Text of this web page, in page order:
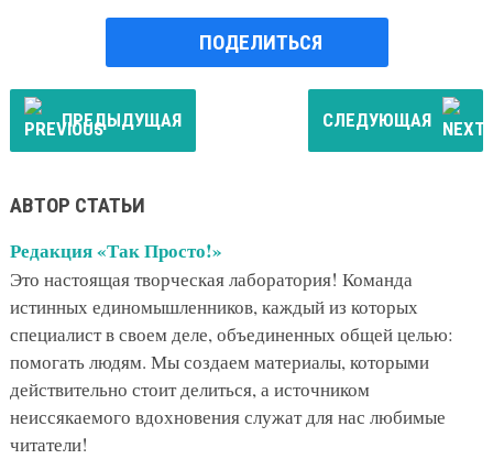
ПОДЕЛИТЬСЯ
ПРЕДЫДУЩАЯ СЛЕДУЮЩАЯ
АВТОР СТАТЬИ
Редакция «Так Просто!»
Это настоящая творческая лаборатория! Команда
истинных единомышленников, каждый из которых
специалист в своем деле, объединенных общей целью:
помогать людям. Мы создаем материалы, которыми
действительно стоит делиться, а источником
неиссякаемого вдохновения служат для нас любимые
читатели!